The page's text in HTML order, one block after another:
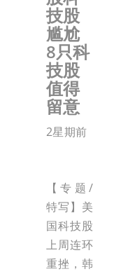
技股
尴尬
8只科
技股
值得
留意
2星期前
【专题/
特写】美
国科技股
上周连环
重挫，韩